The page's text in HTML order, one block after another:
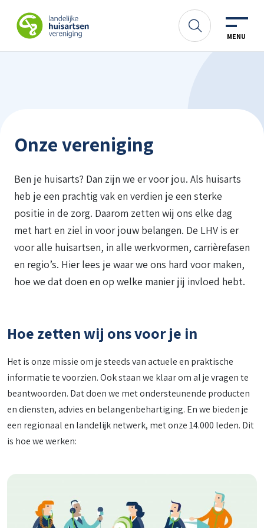
LHV
MENU
Zoeken
Onze vereniging
Ben je huisarts? Dan zijn we er voor jou. Als huisarts
heb je een prachtig vak en verdien je een sterke
positie in de zorg. Daarom zetten wij ons elke dag
met hart en ziel in voor jouw belangen. De LHV is er
voor alle huisartsen, in alle werkvormen, carrièrefasen
en regio’s. Hier lees je waar we ons hard voor maken,
hoe we dat doen en op welke manier jij invloed hebt.
Hoe zetten wij ons voor je in
Het is onze missie om je steeds van actuele en praktische
informatie te voorzien. Ook staan we klaar om al je vragen te
beantwoorden. Dat doen we met ondersteunende producten
en diensten, advies en belangenbehartiging. En we bieden je
een regionaal en landelijk netwerk, met onze 14.000 leden. Dit
is hoe we werken: